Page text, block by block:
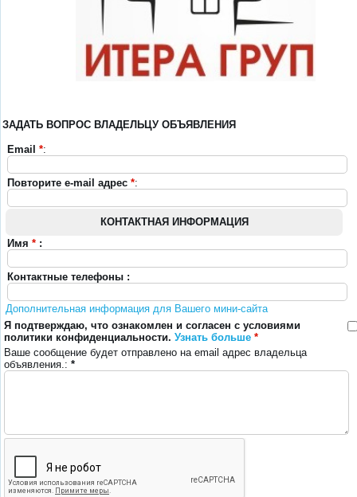
ЗАДАТЬ ВОПРОС ВЛАДЕЛЬЦУ ОБЪЯВЛЕНИЯ
Email *:
Повторите e-mail адрес *:
КОНТАКТНАЯ ИНФОРМАЦИЯ
Имя * :
Контактные телефоны :
Дополнительная информация для Вашего мини-сайта
Я подтверждаю, что ознакомлен и согласен с условиями
политики конфиденциальности. Узнать больше *
Ваше сообщение будет отправлено на email адрес владельца
объявления.: *